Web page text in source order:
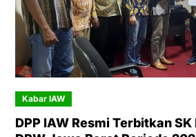
Kabar IAW
DPP IAW Resmi Terbitkan